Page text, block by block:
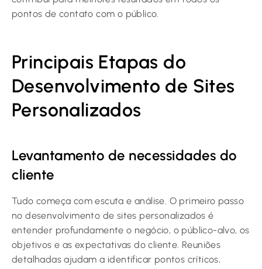
pontos de contato com o público.
Principais Etapas do
Desenvolvimento de Sites
Personalizados
Levantamento de necessidades do
cliente
Tudo começa com escuta e análise. O primeiro passo
no desenvolvimento de sites personalizados é
entender profundamente o negócio, o público-alvo, os
objetivos e as expectativas do cliente. Reuniões
detalhadas ajudam a identificar pontos críticos,